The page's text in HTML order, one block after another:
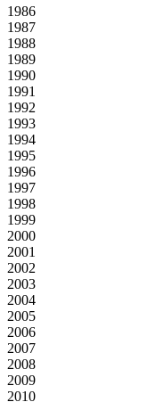
1986
1987
1988
1989
1990
1991
1992
1993
1994
1995
1996
1997
1998
1999
2000
2001
2002
2003
2004
2005
2006
2007
2008
2009
2010